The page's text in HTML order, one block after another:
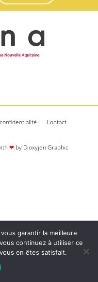
Contact
❤ by Dioxyjen Graphic​​
garantir la meilleure
continuez à utiliser ce
en êtes satisfait.